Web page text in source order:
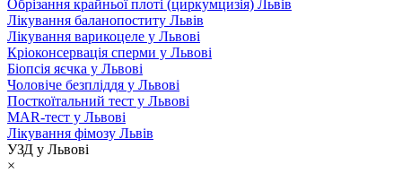
Обрізання крайньої плоті (циркумцизія) Львів
Лікування баланопоститу Львів
Лікування варикоцеле у Львові
Кріоконсервація сперми у Львові
Біопсія яєчка у Львові
Чоловіче безпліддя у Львові
Посткоїтальний тест у Львові
MAR-тест у Львові
Лікування фімозу Львів
УЗД у Львові
×